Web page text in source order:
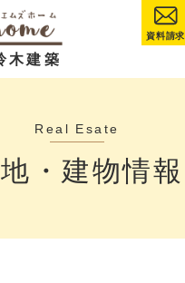
木建築
資料請求
・建物情報